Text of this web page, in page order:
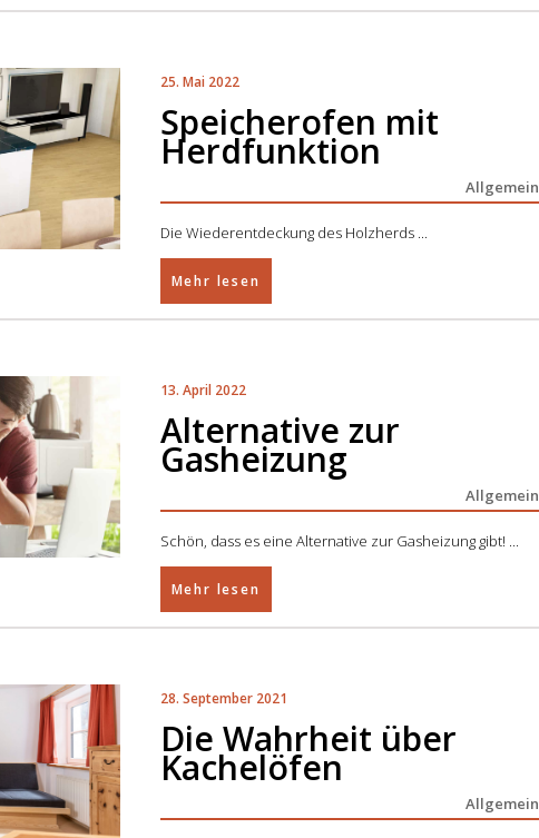
25. Mai 2022
Speicherofen mit
Herdfunktion
Allgemein
Die Wiederentdeckung des Holzherds
Mehr lesen
13. April 2022
Alternative zur
Gasheizung
Allgemein
Schön, dass es eine Alternative zur Gasheizung gibt!
Mehr lesen
28. September 2021
Die Wahrheit über
Kachelöfen
Allgemein